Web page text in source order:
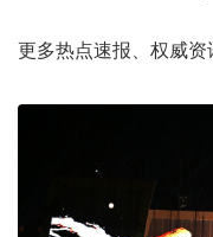
更多热点速报、权威